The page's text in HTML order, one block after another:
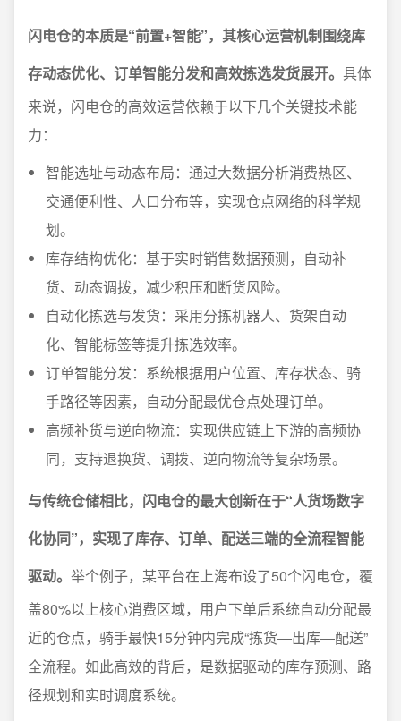
闪电仓的本质是“前置+智能”，其核心运营机制围绕库
存动态优化、订单智能分发和高效拣选发货展开。 具体
来说，闪电仓的高效运营依赖于以下几个关键技术能
力：
智能选址与动态布局：通过大数据分析消费热区、
交通便利性、人口分布等，实现仓点网络的科学规
划。
库存结构优化：基于实时销售数据预测，自动补
货、动态调拨，减少积压和断货风险。
自动化拣选与发货：采用分拣机器人、货架自动
化、智能标签等提升拣选效率。
订单智能分发：系统根据用户位置、库存状态、骑
手路径等因素，自动分配最优仓点处理订单。
高频补货与逆向物流：实现供应链上下游的高频协
同，支持退换货、调拨、逆向物流等复杂场景。
与传统仓储相比，闪电仓的最大创新在于“人货场数字
化协同”，实现了库存、订单、配送三端的全流程智能
驱动。 举个例子，某平台在上海布设了50个闪电仓，覆
盖80%以上核心消费区域，用户下单后系统自动分配最
近的仓点，骑手最快15分钟内完成“拣货—出库—配送”
全流程。如此高效的背后，是数据驱动的库存预测、路
径规划和实时调度系统。